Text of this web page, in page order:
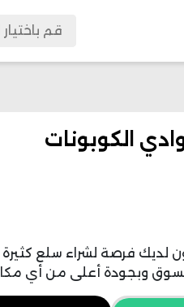
وبجودة أعلى من أي